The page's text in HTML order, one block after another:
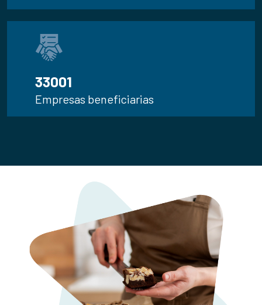
35.295
Empresas beneficiarias